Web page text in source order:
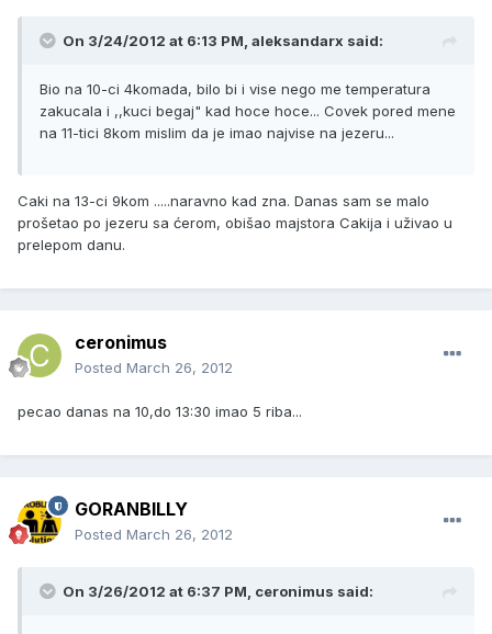
On 3/24/2012 at 6:13 PM, aleksandarx said:
Bio na 10-ci 4komada, bilo bi i vise nego me temperatura
zakucala i ,,kuci begaj" kad hoce hoce... Covek pored mene
na 11-tici 8kom mislim da je imao najvise na jezeru...
Caki na 13-ci 9kom .....naravno kad zna. Danas sam se malo
prošetao po jezeru sa ćerom, obišao majstora Cakija i uživao u
prelepom danu.
ceronimus
Posted March 26, 2012
pecao danas na 10,do 13:30 imao 5 riba...
GORANBILLY
Posted March 26, 2012
On 3/26/2012 at 6:37 PM, ceronimus said: